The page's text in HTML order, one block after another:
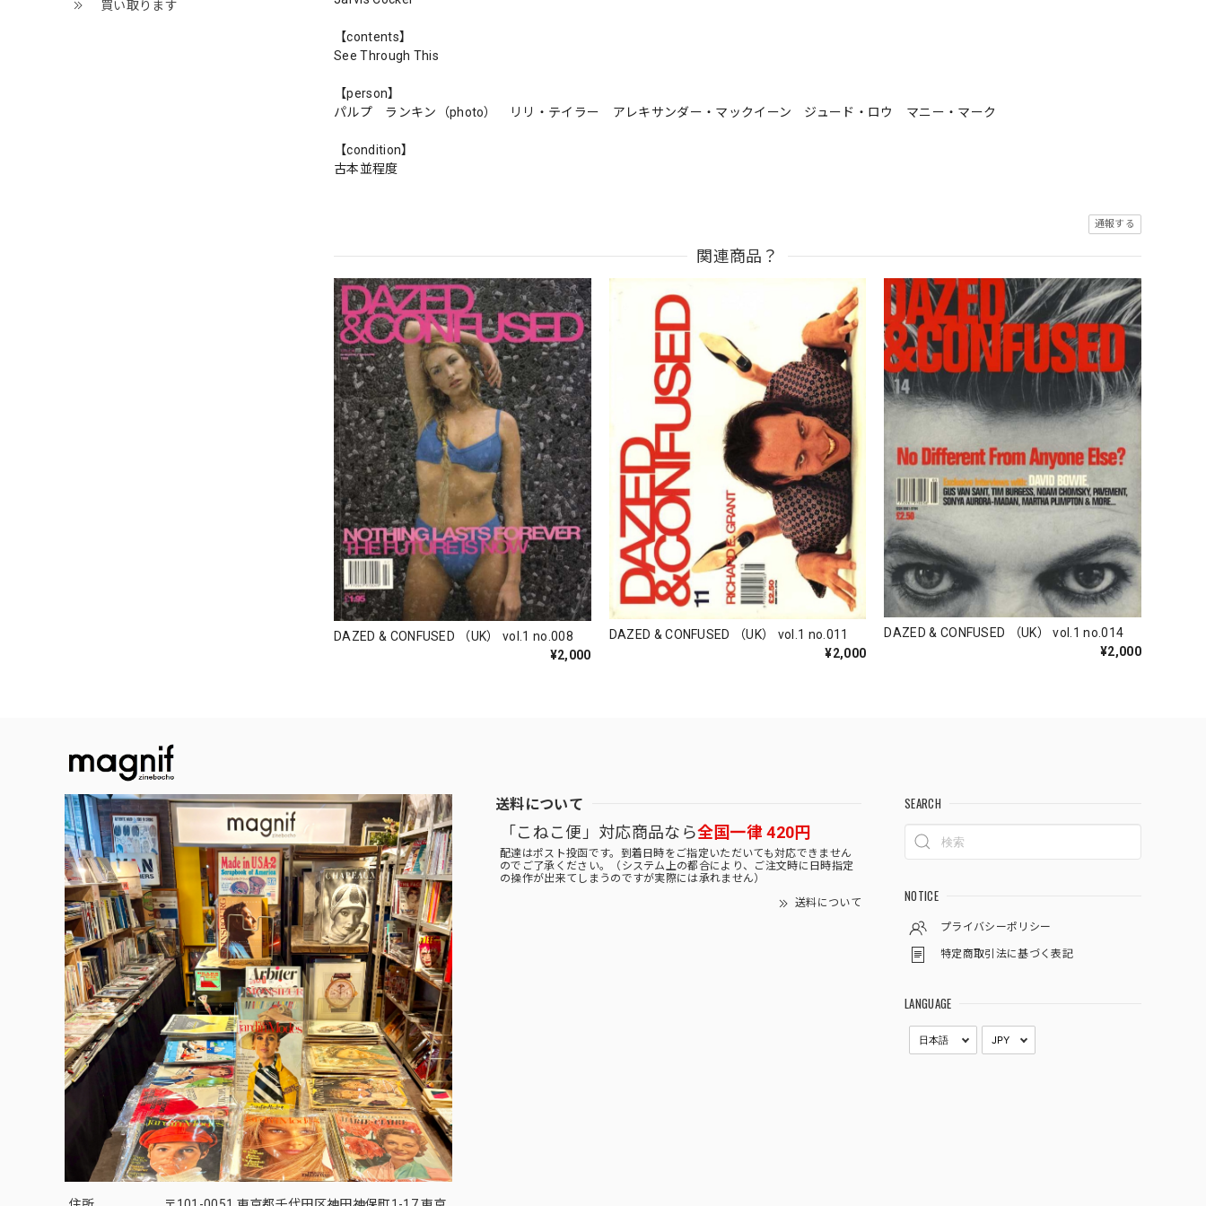
買い取ります
【contents】
See Through This
【person】
パルプ ランキン（photo） リリ・テイラー アレキサンダー・マックイーン ジュード・ロウ マニー・マーク
【condition】
古本並程度
通報する
関連商品？
DAZED & CONFUSED （UK） vol.1 no.008
¥2,000
DAZED & CONFUSED （UK） vol.1 no.011
¥2,000
DAZED & CONFUSED （UK） vol.1 no.014
¥2,000
送料について
「こねこ便」対応商品なら全国一律 420円
配達はポスト投函です。到着日時をご指定いただいても対応できません
のでご了承ください。（システム上の都合により、ご注文時に日時指定
の操作が出来てしまうのですが実際には承れません）
送料について
SEARCH
NOTICE
プライバシーポリシー
特定商取引法に基づく表記
LANGUAGE